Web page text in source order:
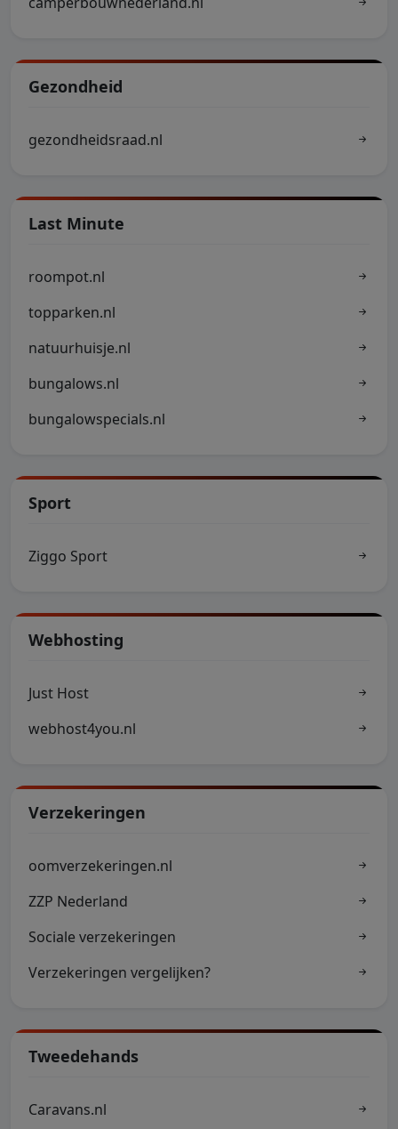
Gezondheid
gezondheidsraad.nl
Last Minute
roompot.nl
topparken.nl
natuurhuisje.nl
bungalows.nl
bungalowspecials.nl
Sport
Ziggo Sport
Webhosting
Just Host
webhost4you.nl
Verzekeringen
oomverzekeringen.nl
ZZP Nederland
Sociale verzekeringen
Verzekeringen vergelijken?
Tweedehands
Caravans.nl